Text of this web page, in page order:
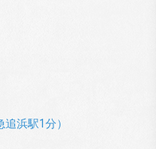
浜駅1分）